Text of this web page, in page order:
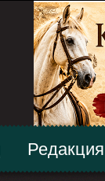
Редакция